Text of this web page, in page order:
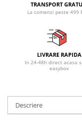
TRANSPORT
La comenzi peste 499
LIVRARE RAPIDA
In 24-48h direct acasa
easybox
Descriere